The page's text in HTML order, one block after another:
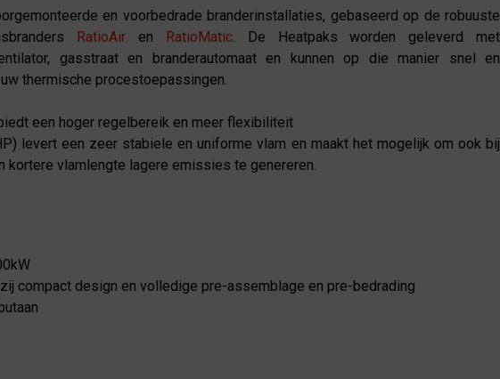
en voorbedrade branderinstallaties, gebaseerd op de robuuste
RatioAir en RatioMatic. De Heatpaks worden geleverd met
gasstraat en branderautomaat en kunnen op die manier snel en
thermische procestoepassingen.
een hoger regelbereik en meer flexibiliteit
levert een zeer stabiele en uniforme vlam en maakt het mogelijk om ook bij
kortere vlamlengte lagere emissies te genereren.
compact design en volledige pre-assemblage en pre-bedrading